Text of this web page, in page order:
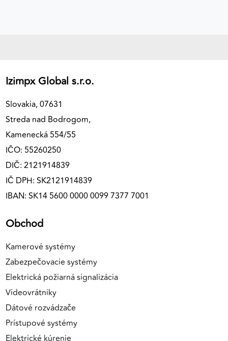
Izimpx Global s.r.o.
Slovakia, 07631
Streda nad Bodrogom,
Kamenecká 554/55
IČO: 55260250
DIČ: 2121914839
IČ DPH: SK2121914839
IBAN: SK14 5600 0000 0099 7377 7001
Obchod
Kamerové systémy
Zabezpečovacie systémy
Elektrická požiarná signalizácia
Videovrátniky
Dátové rozvádzače
Prístupové systémy